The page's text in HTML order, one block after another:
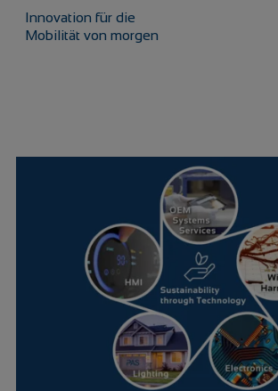
Innovation für die
Mobilität von morgen